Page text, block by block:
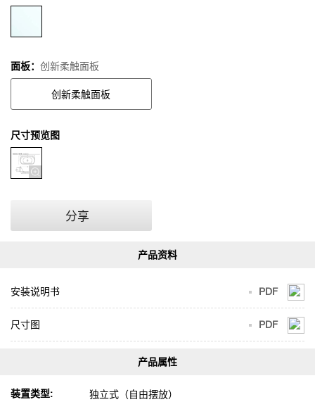
面板： 创新柔触面板
创新柔触面板
尺寸预览图
分享
PDF
安装说明书
PDF
尺寸图
装置类型: 独立式（自由摆放）